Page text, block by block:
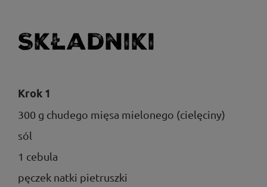
Składniki
Krok 1
300 g chudego mięsa mielonego (cielęciny)
sól
1 cebula
pęczek natki pietruszki